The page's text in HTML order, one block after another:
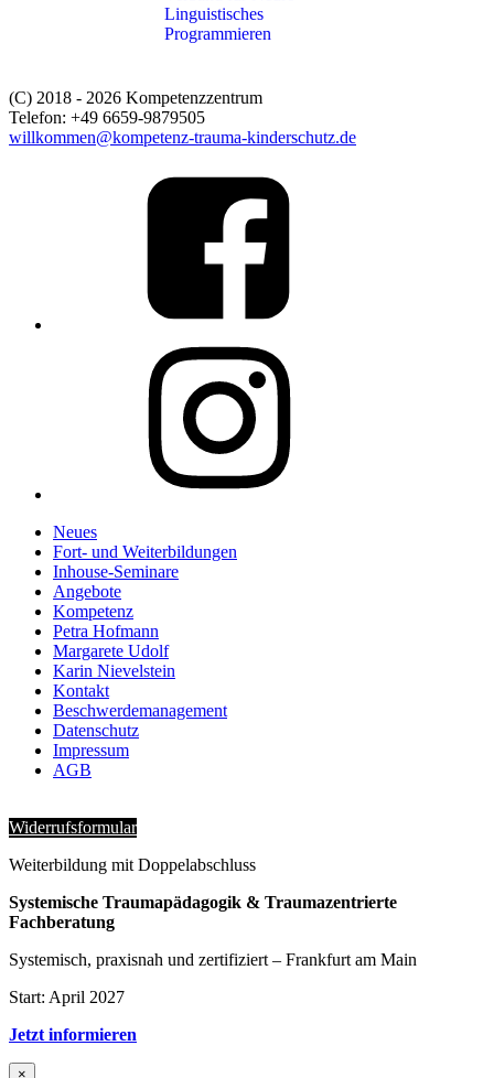
(C) 2018 - 2026 Kompetenzzentrum
Telefon: +49 6659-9879505
willkommen@kompetenz-trauma-kinderschutz.de
Neues
Fort- und Weiterbildungen
Inhouse-Seminare
Angebote
Kompetenz
Petra Hofmann
Margarete Udolf
Karin Nievelstein
Kontakt
Beschwerdemanagement
Datenschutz
Impressum
AGB
Widerrufsformular
Weiterbildung mit Doppelabschluss
Systemische Traumapädagogik & Traumazentrierte
Fachberatung
Systemisch, praxisnah und zertifiziert – Frankfurt am Main
Start: April 2027
Jetzt informieren
×